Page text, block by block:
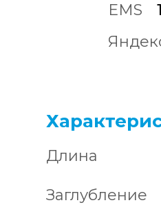
EMS
Длина
Заглубление